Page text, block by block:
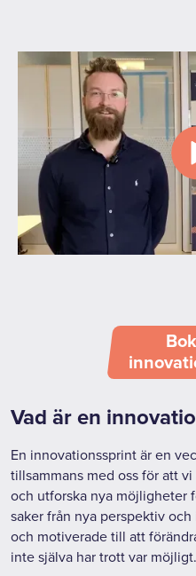
Vad är en
En innovationssprint är en
tillsammans med oss för att
och utforska nya möjligheter
saker från nya perspektiv
och motiverade till att
inte själva har trott var möjligt.